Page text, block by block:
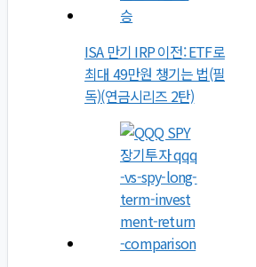
ISA 만기 IRP 이전: ETF로
최대 49만원 챙기는 법(필
독)(연금시리즈 2탄)